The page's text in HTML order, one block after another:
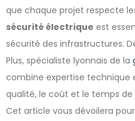
que chaque projet respecte
sécurité électrique est
sécurité des infrastructures.
Plus, spécialiste lyonnais de la
combine expertise technique
qualité, le coût et le temps
Cet article vous dévoilera